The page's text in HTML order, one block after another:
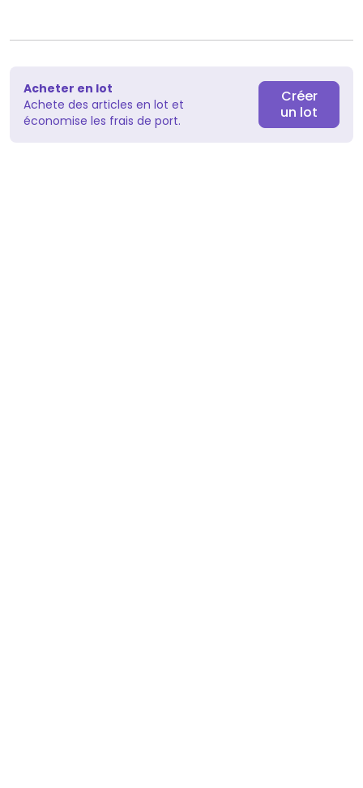
Acheter en lot
Achete des articles en lot et
économise les frais de port.
Créer
un lot